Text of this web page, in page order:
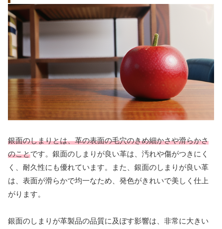
銀面のしまりとは、革の表面の毛穴のきめ細かさや滑らかさ
のことです。銀面のしまりが良い革は、汚れや傷がつきにく
く、耐久性にも優れています。また、銀面のしまりが良い革
は、表面が滑らかで均一なため、発色がきれいで美しく仕上
がります。
銀面のしまりが革製品の品質に及ぼす影響は、非常に大きい